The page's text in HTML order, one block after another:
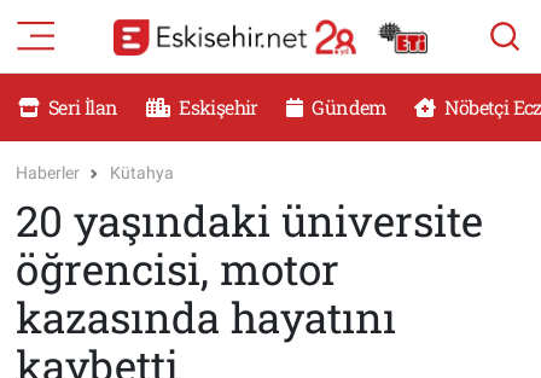
Seri İlan Eskişehir Gündem Nöbetçi
Haberler Kütahya
20 yaşındaki üniversite
öğrencisi, motor
kazasında hayatını
kaybetti
RESMİ İLANLAR
DÜNYA
SAĞLIK
MAGAZİN
Eskişehir Nöbetçi Eczaneler
Eskişehir Namaz Vakitleri
Eskişehir Trafik Yoğunluk Haritası
Süper Lig Puan Durumu ve Fikstür